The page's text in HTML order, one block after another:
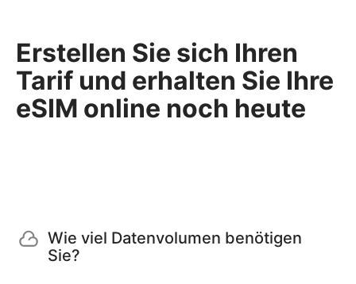
Erstellen Sie sich Ihren
Tarif und erhalten Sie Ihre
eSIM online noch heute
Wie viel Datenvolumen benötigen
Sie?